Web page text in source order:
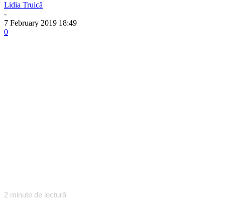
Lidia Truică
-
7 February 2019 18:49
0
2 minute de lectură